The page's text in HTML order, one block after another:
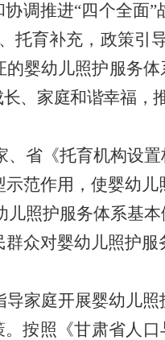
协调推进“四个全面”
托育补充 ， 政策引
的婴幼儿照护服务
、家庭和谐幸福，
、省《托育机构设
示范作用 ， 使婴幼儿
儿照护服务体系基
群众对婴幼儿照护
导家庭开展婴幼儿照
。按照《甘肃省人